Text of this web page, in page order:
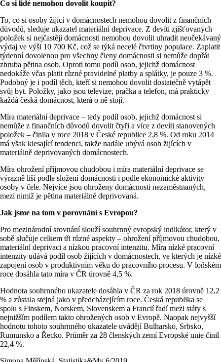
Co si lidé nemohou dovolit koupit?
To, co si osoby žijící v domácnostech nemohou dovolit z finančních
důvodů, sleduje ukazatel materiální deprivace. Z devíti zjišťovaných
položek si nejčastěji domácnosti nemohou dovolit uhradit neočekávaný
výdaj ve výši 10 700 Kč, což se týká necelé čtvrtiny populace. Zaplatit
týdenní dovolenou pro všechny členy domácnosti si nemůže dopřát
zhruba pětina osob. Oproti tomu podíl osob, jejichž domácnost
nedokáže včas platit různé pravidelné platby a splátky, je pouze 3 %.
Podobný je i podíl těch, kteří si nemohou dovolit dostatečně vytápět
svůj byt. Položky, jako jsou televize, pračka a telefon, má prakticky
každá česká domácnost, která o ně stojí.
Míra materiální deprivace – tedy podíl osob, jejichž domácnost si
nemůže z finančních důvodů dovolit čtyři a více z devíti stanovených
položek – činila v roce 2018 v České republice 2,8 %. Od roku 2014
má však klesající tendenci, takže nadále ubývá osob žijících v
materiálně deprivovaných domácnostech.
Míra ohrožení příjmovou chudobou i míra materiální deprivace se
výrazně liší podle složení domácnosti i podle ekonomické aktivity
osoby v čele. Nejvíce jsou ohroženy domácnosti nezaměstnaných,
mezi nimiž je pětina materiálně deprivovaná.
Jak jsme na tom v porovnání s Evropou?
Pro mezinárodní srovnání slouží souhrnný evropský indikátor, který v
sobě slučuje celkem tři různé aspekty – ohrožení příjmovou chudobou,
materiální deprivaci a nízkou pracovní intenzitu. Míra nízké pracovní
intenzity udává podíl osob žijících v domácnostech, ve kterých je nízké
zapojení osob v produktivním věku do pracovního procesu. V loňském
roce dosáhla tato míra v ČR úrovně 4,5 %.
Hodnota souhrnného ukazatele dosáhla v ČR za rok 2018 úrovně 12,2
% a zůstala stejná jako v předcházejícím roce. Česká republika se
spolu s Finskem, Norskem, Slovenskem a Francií řadí mezi státy s
nejnižším podílem takto ohrožených osob v Evropě. Naopak nejvyšší
hodnotu tohoto souhrnného ukazatele uvádějí Bulharsko, Srbsko,
Rumunsko a Řecko. Průměr za 28 členských zemí Evropské unie činil
22,4 %.